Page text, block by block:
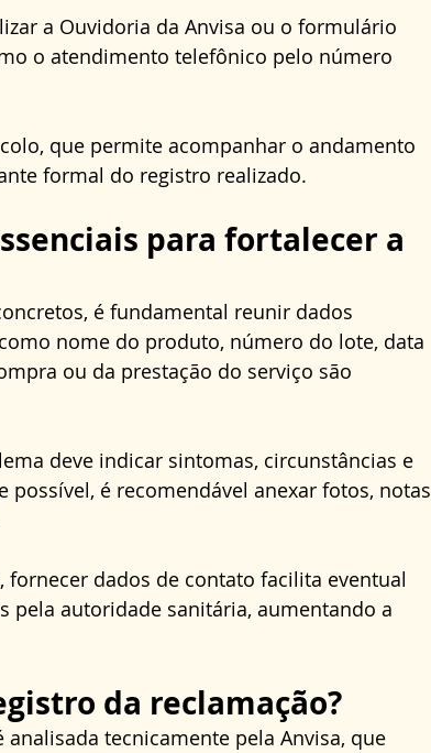
a Ouvidoria da Anvisa ou o formulário
o atendimento telefônico pelo número
que permite acompanhar o andamento
formal do registro realizado.
para fortalecer a
é fundamental reunir dados
nome do produto, número do lote, data
ou da prestação do serviço são
deve indicar sintomas, circunstâncias e
é recomendável anexar fotos, notas
dados de contato facilita eventual
pela autoridade sanitária, aumentando a
da reclamação?
tecnicamente pela Anvisa, que